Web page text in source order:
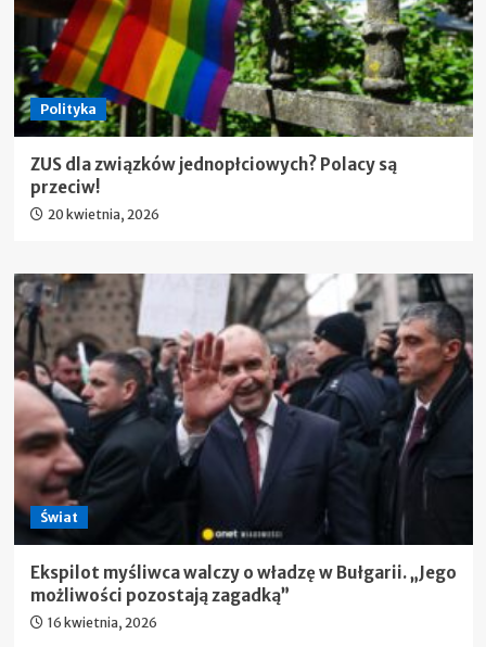
Polityka
ZUS dla związków jednopłciowych? Polacy są
przeciw!
20 kwietnia, 2026
Świat
Ekspilot myśliwca walczy o władzę w Bułgarii. „Jego
możliwości pozostają zagadką”
16 kwietnia, 2026